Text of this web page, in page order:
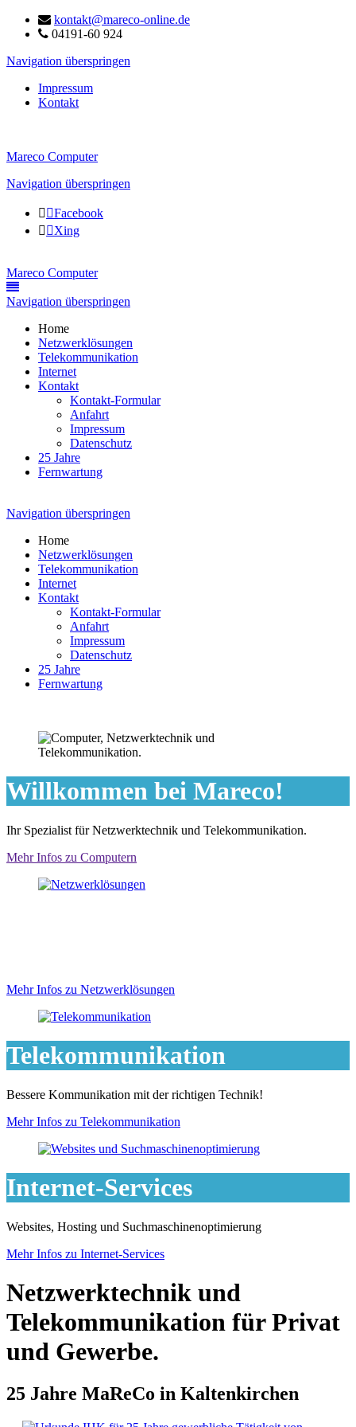
kontakt@mareco-online.de
04191-60 924
Navigation überspringen
Impressum
Kontakt
Mareco Computer
Navigation überspringen
Facebook
Xing
Mareco Computer
Navigation überspringen
Home
Netzwerklösungen
Telekommunikation
Internet
Kontakt
Kontakt-Formular
Anfahrt
Impressum
Datenschutz
25 Jahre
Fernwartung
Navigation überspringen
Home
Netzwerklösungen
Telekommunikation
Internet
Kontakt
Kontakt-Formular
Anfahrt
Impressum
Datenschutz
25 Jahre
Fernwartung
Willkommen bei Mareco!
Ihr Spezialist für Netzwerktechnik und Telekommunikation.
Mehr Infos zu Computern
Mehr Infos zu Netzwerklösungen
Telekommunikation
Bessere Kommunikation mit der richtigen Technik!
Mehr Infos zu Telekommunikation
Internet-Services
Websites, Hosting und Suchmaschinenoptimierung
Mehr Infos zu Internet-Services
Netzwerktechnik und
Telekommunikation für Privat
und Gewerbe.
25 Jahre MaReCo in Kaltenkirchen